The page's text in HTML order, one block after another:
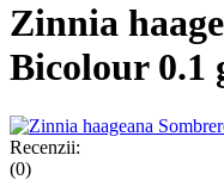
Zinnia
Bicolour 0.1
Recenzii:
(0)